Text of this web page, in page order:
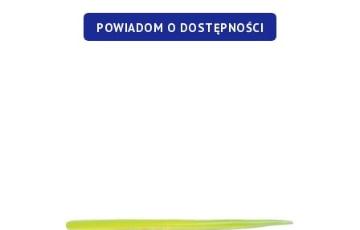
POWIADOM O DOSTĘPNOŚCI